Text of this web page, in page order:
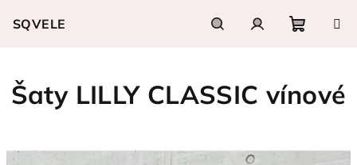
SQVELE
košík
Šaty LILLY CLASSIC vínové